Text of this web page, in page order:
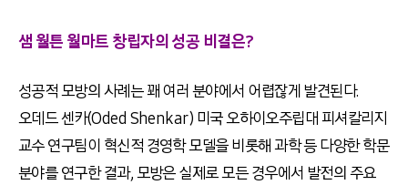
샘 월튼 월마트 창립자의 성공 비결은?
성공적 모방의 사례는 꽤 여러 분야에서 어렵잖게 발견된다.
오데드 센카(Oded Shenkar) 미국 오하이오주립대 피셔칼리지
교수 연구팀이 혁신적 경영학 모델을 비롯해 과학 등 다양한 학문
분야를 연구한 결과, 모방은 실제로 모든 경우에서 발전의 주요